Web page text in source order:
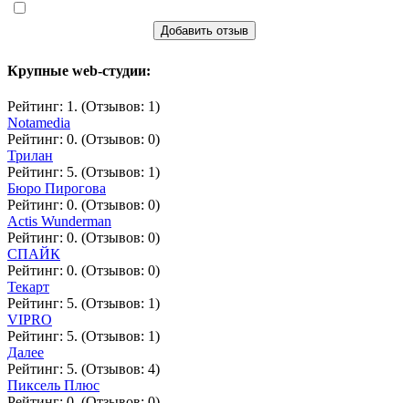
Добавить отзыв
Крупные web-студии:
Рейтинг: 1. (Отзывов: 1)
Notamedia
Рейтинг: 0. (Отзывов: 0)
Трилан
Рейтинг: 5. (Отзывов: 1)
Бюро Пирогова
Рейтинг: 0. (Отзывов: 0)
Actis Wunderman
Рейтинг: 0. (Отзывов: 0)
СПАЙК
Рейтинг: 0. (Отзывов: 0)
Текарт
Рейтинг: 5. (Отзывов: 1)
VIPRO
Рейтинг: 5. (Отзывов: 1)
Далее
Рейтинг: 5. (Отзывов: 4)
Пиксель Плюс